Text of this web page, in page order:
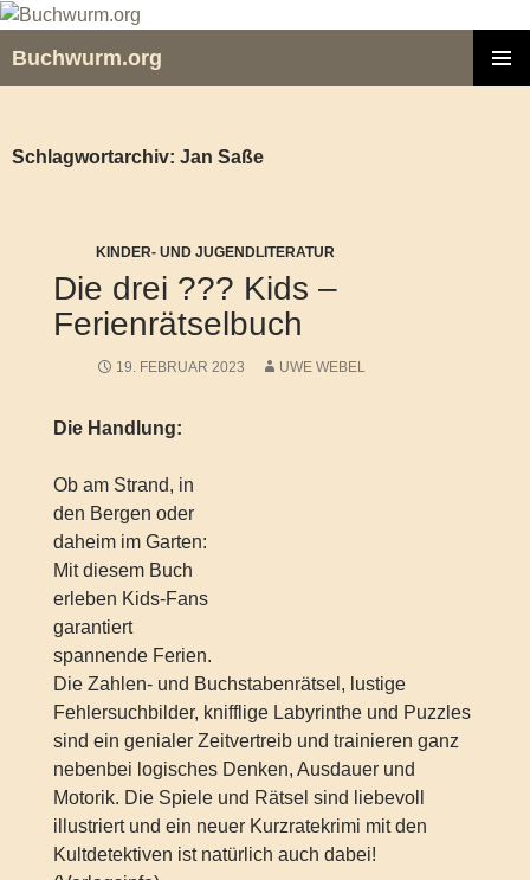
Zum
springen
Buchwurm.org
Schlagwortarchiv: Jan Saße
KINDER- UND JUGENDLITERATUR
Die drei ??? Kids –
Ferienrätselbuch
19. FEBRUAR 2023 UWE WEBEL
Die Handlung:
Ob am Strand, in
den Bergen oder
daheim im Garten:
Mit diesem Buch
erleben Kids-Fans
garantiert
spannende Ferien.
Die Zahlen- und Buchstabenrätsel, lustige
Fehlersuchbilder, knifflige Labyrinthe und Puzzles
sind ein genialer Zeitvertreib und trainieren ganz
nebenbei logisches Denken, Ausdauer und
Motorik. Die Spiele und Rätsel sind liebevoll
illustriert und ein neuer Kurzratekrimi mit den
Kultdetektiven ist natürlich auch dabei!